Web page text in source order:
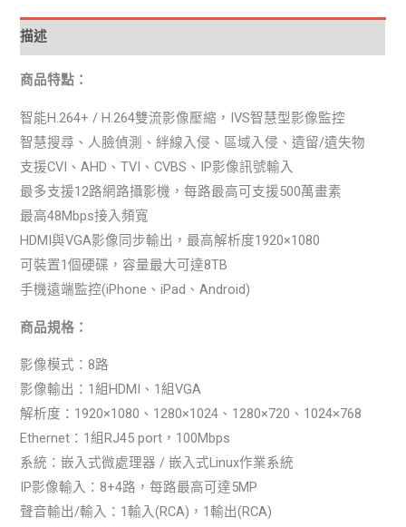
描述
商品特點：
智能H.264+ / H.264雙流影像壓縮，IVS智慧型影像監控
智慧搜尋、人臉偵測、絆線入侵、區域入侵、遺留/遺失物
支援CVI、AHD、TVI、CVBS、IP影像訊號輸入
最多支援12路網路攝影機，每路最高可支援500萬畫素
最高48Mbps接入頻寬
HDMI與VGA影像同步輸出，最高解析度1920×1080
可裝置1個硬碟，容量最大可達8TB
手機遠端監控(iPhone、iPad、Android)
商品規格：
影像模式：8路
影像輸出：1組HDMI、1組VGA
解析度：1920×1080、1280×1024、1280×720、1024×768
Ethernet：1組RJ45 port，100Mbps
系統：嵌入式微處理器 / 嵌入式Linux作業系統
IP影像輸入：8+4路，每路最高可達5MP
聲音輸出/輸入：1輸入(RCA)，1輸出(RCA)